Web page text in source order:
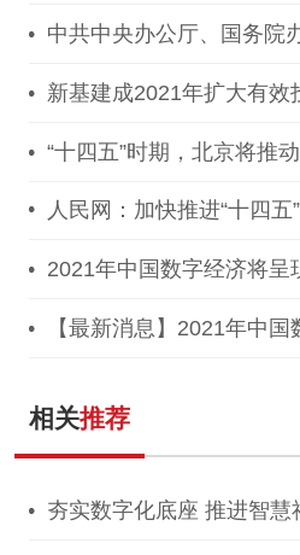
中共中央办公厅、国务院
新基建成2021年扩大有效
“十四五”时期，北京将推
人民网：加快推进“十四
2021年中国数字经济将呈
【最新消息】2021年中
相关推荐
夯实数字化底座 推进智慧